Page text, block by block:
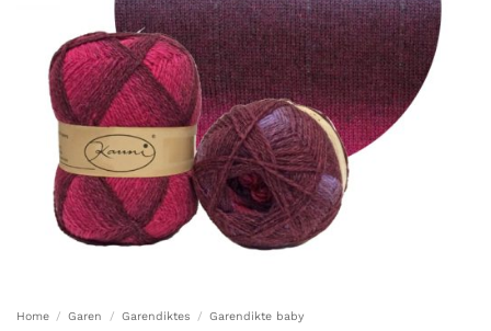
Home / Garen / Garendiktes / Garendikte baby